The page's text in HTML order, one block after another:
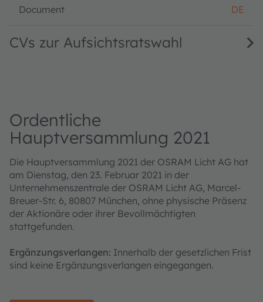
Document DE
CVs zur Aufsichtsratswahl
Ordentliche
Hauptversammlung 2021
Die Hauptversammlung 2021 der OSRAM Licht AG hat
am Dienstag, den 23. Februar 2021 in der
Unternehmenszentrale der OSRAM Licht AG, Marcel-
Breuer-Str. 6, 80807 München, ohne physische Präsenz
der Aktionäre oder ihrer Bevollmächtigten
stattgefunden.
Ergänzungsverlangen: Innerhalb der gesetzlichen Frist
sind keine Ergänzungsverlangen eingegangen.